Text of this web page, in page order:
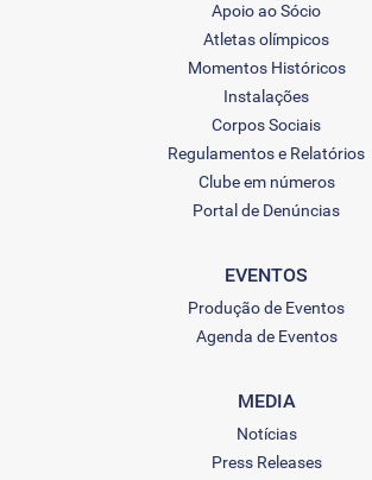
Apoio ao Sócio
Atletas olímpicos
Momentos Históricos
Instalações
Corpos Sociais
Regulamentos e Relatórios
Clube em números
Portal de Denúncias
EVENTOS
Produção de Eventos
Agenda de Eventos
MEDIA
Notícias
Press Releases